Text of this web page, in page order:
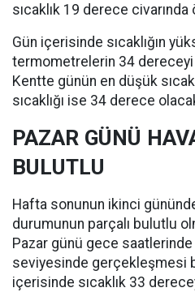
sıcaklık 19 derece
Gün içerisinde sıcaklığın
termometrelerin 34
Kentte günün en düşük
sıcaklığı ise 34 derece
PAZAR GÜNÜ
BULUTLU
Hafta sonunun ikinci
durumunun parçalı bulutlu
Pazar günü gece saatlerinde
seviyesinde gerçekleşmesi
içerisinde sıcaklık 33